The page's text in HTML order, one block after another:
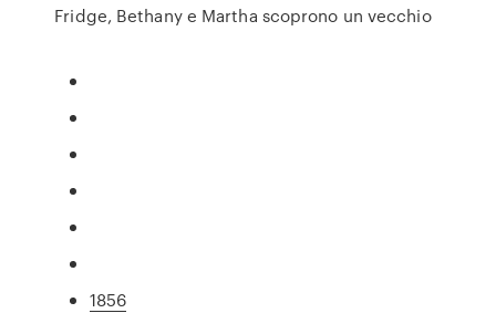
Fridge, Bethany e Martha scoprono un vecchio
1856